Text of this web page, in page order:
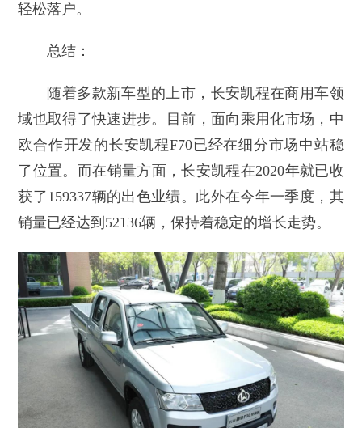
轻松落户。
总结：
随着多款新车型的上市，长安凯程在商用车领
域也取得了快速进步。目前，面向乘用化市场，中
欧合作开发的长安凯程F70已经在细分市场中站稳
了位置。而在销量方面，长安凯程在2020年就已收
获了159337辆的出色业绩。此外在今年一季度，其
销量已经达到52136辆，保持着稳定的增长走势。